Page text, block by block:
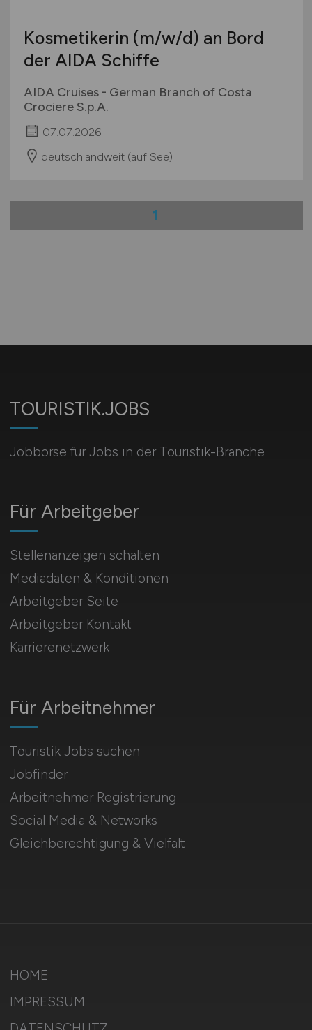
Kosmetikerin (m/w/d) an Bord
der AIDA Schiffe
AIDA Cruises - German Branch of Costa
Crociere S.p.A.
07.07.2026
deutschlandweit (auf See)
1
TOURISTIK.JOBS
Jobbörse für Jobs in der Touristik-Branche
Für Arbeitnehmer
Touristik Jobs suchen
Jobfinder
Arbeitnehmer Registrierung
Social Media & Networks
Gleichberechtigung & Vielfalt
Für Arbeitgeber
Stellenanzeigen schalten
Mediadaten & Konditionen
Arbeitgeber Seite
Arbeitgeber Kontakt
Karrierenetzwerk
HOME
IMPRESSUM